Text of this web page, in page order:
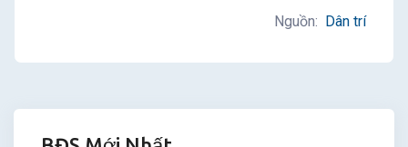
Nguồn: Dân trí